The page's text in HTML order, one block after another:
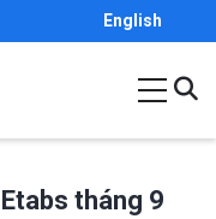
English
tháng 9